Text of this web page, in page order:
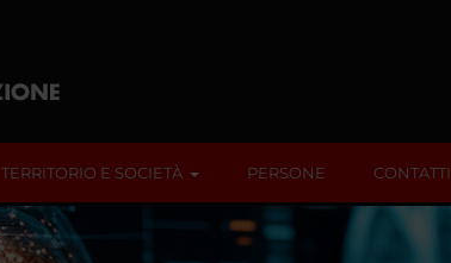
TERRITORIO E SOCIETÀ PERSONE CONTATTI